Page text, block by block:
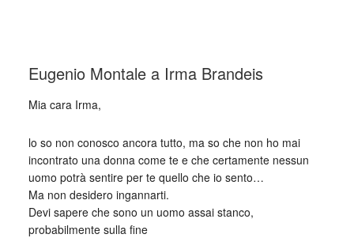
Eugenio Montale a Irma Brandeis
Mia cara Irma,
lo so non conosco ancora tutto, ma so che non ho mai
incontrato una donna come te e che certamente nessun
uomo potrà sentire per te quello che io sento…
Ma non desidero ingannarti.
Devi sapere che sono un uomo assai stanco,
probabilmente sulla fine